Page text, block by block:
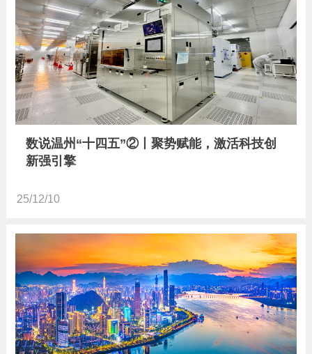
数说温州“十四五”②丨聚势赋能，激活科技创
新强引擎
25/12/10